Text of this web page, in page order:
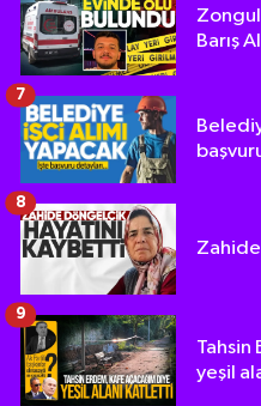
Barış
7
8
Tahsin
yeşil
9